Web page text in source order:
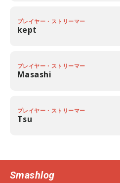
プレイヤー・ストリーマー
kept
プレイヤー・ストリーマー
Masashi
プレイヤー・ストリーマー
Tsu
Smashlog